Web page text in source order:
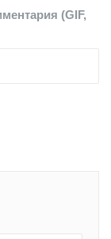
(GIF,